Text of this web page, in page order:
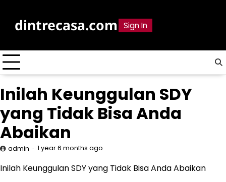
contentdintrecasa.com Sign In
Inilah Keunggulan SDY
yang Tidak Bisa Anda
Abaikan
admin 1 year 6 months ago
Inilah Keunggulan SDY yang Tidak Bisa Anda Abaikan